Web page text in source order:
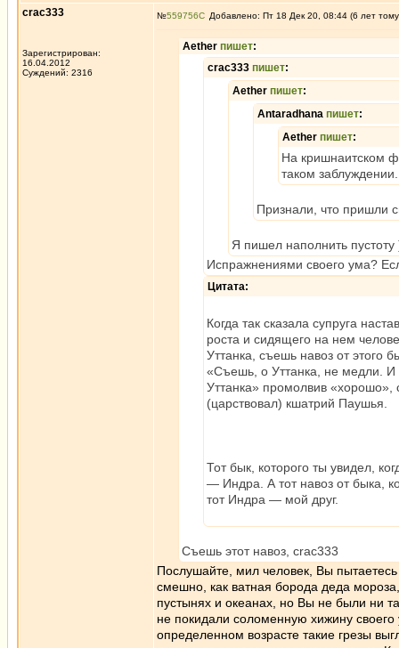
crac333
Зарегистрирован:
16.04.2012
Суждений: 2316
№559756 Добавлено: Пт 18 Дек 20, 08:44 (6 лет
Aether пишет:
crac333 пишет:
Aether пишет:
Antaradhana пишет:
Aether пишет:
На кришнаитском
таком заблуждении.
Признали, что пришли
Я пишел наполнить пустоту
Испражнениями своего ума?
Цитата:
Когда так сказала супруга
роста и сидящего на нем
Уттанка, съешь навоз от этого
«Съешь, о Уттанка, не медли. И
Уттанка» промолвив «хорошо»,
(царствовал) кшатрий Паушья.
Тот бык, которого ты увидел,
— Индра. А тот навоз от быка,
тот Индра — мой друг.
Съешь этот навоз, crac333
Послушайте, мил человек, Вы пытаетесь
смешно, как ватная борода деда
пустынях и океанах, но Вы не были ни
не покидали соломенную хижину
определенном возрасте такие грезы